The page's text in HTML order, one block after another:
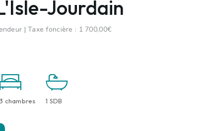
Jourdain
| Taxe foncière : 1 700,00€
3 chambres 1 SDB